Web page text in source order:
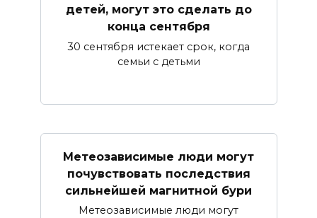
детей, могут это сделать до
конца сентября
30 сентября истекает срок, когда
семьи с детьми
Метеозависимые люди могут
почувствовать последствия
сильнейшей магнитной бури
Метеозависимые люди могут